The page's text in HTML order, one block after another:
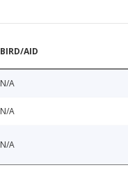
BIRD/AID
N/A
N/A
N/A